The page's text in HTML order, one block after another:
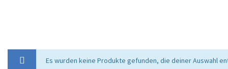
Es wurden keine Produkte gefunden, die deiner Auswahl